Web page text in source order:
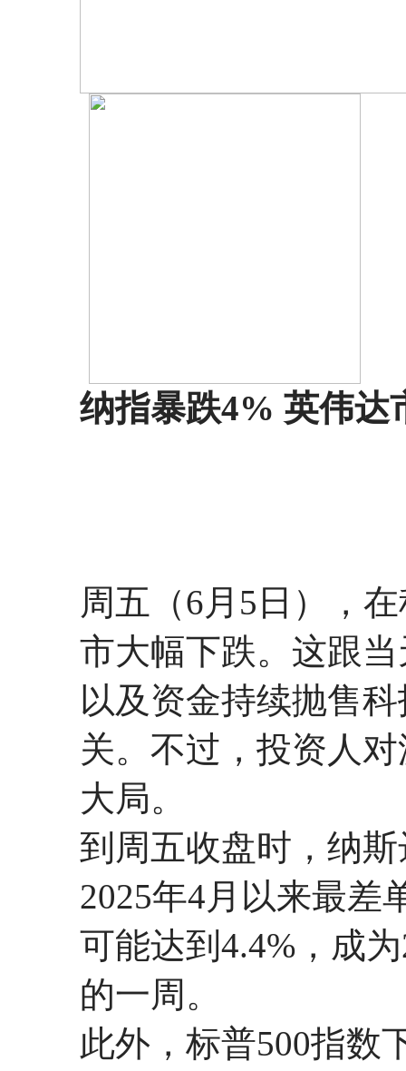
纳指暴跌4% 英伟达
周五（6月5日），
市大幅下跌。这跟
以及资金持续抛售
关。不过，投资人
大局。
到周五收盘时，纳
2025年4月以来最差
可能达到4.4%，成
的一周。
此外，标普500指数